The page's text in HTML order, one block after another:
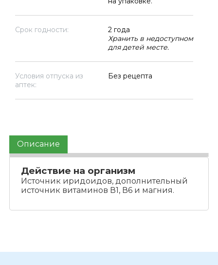
Срок годности:
2 года
Хранить в недоступном
для детей месте.
Условия отпуска из
аптек:
Без рецепта
Описание
Действие на организм
Источник иридоидов, дополнительный
источник витаминов В1, В6 и магния.